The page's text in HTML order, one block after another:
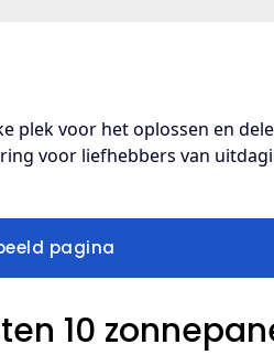
plek voor het oplossen en
voor liefhebbers van
pagina
10